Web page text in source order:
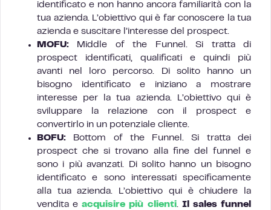
identificato e non hanno ancora familiarità con la
tua azienda. L’obiettivo qui è far conoscere la tua
azienda e suscitare l’interesse del prospect.
MOFU:
Middle of the Funnel. Si tratta di
prospect identificati, qualificati e quindi più
avanti nel loro percorso. Di solito hanno un
bisogno identificato e iniziano a mostrare
interesse per la tua azienda. L’obiettivo qui è
sviluppare la relazione con il prospect e
convertirlo in un potenziale cliente.
BOFU:
Bottom of the Funnel. Si tratta dei
prospect che si trovano alla fine del funnel e
sono i più avanzati. Di solito hanno un bisogno
identificato e sono interessati specificamente
alla tua azienda. L’obiettivo qui è chiudere la
vendita eacquisire più clienti. Il sales funnel